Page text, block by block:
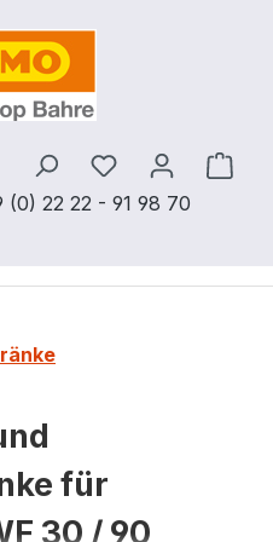
22 22 - 91 98 70
Du hast 0
für
30 / 90